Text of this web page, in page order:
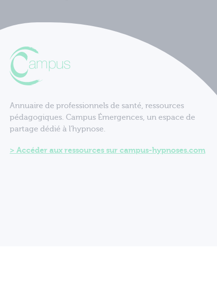
Annuaire de professionnels de santé, ressources
pédagogiques. Campus Émergences, un espace de
partage dédié à l'hypnose.
Accéder aux ressources sur campus-hypnoses.com